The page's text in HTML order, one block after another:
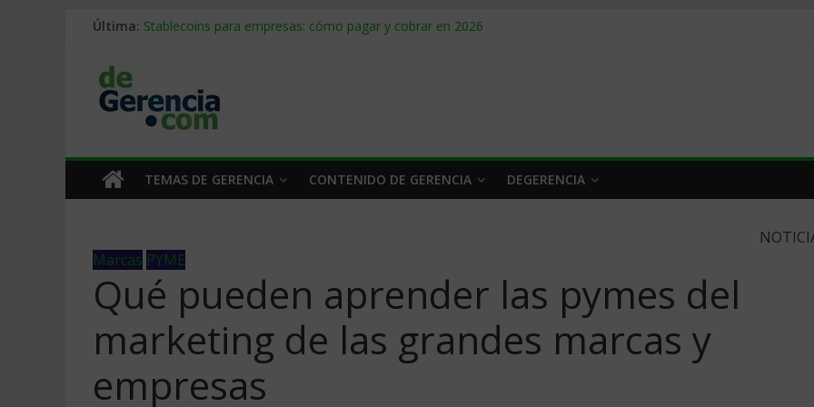
Última: Stablecoins para empresas: cómo pagar y cobrar en 2026
Trabajo forzoso en la cadena de suministro: qué hacer
Mercado hispano de EE. UU.: cómo segmentarlo y venderle
TEMAS DE GERENCIA CONTENIDO DE GERENCIA DEGERENCIA
Marcas PYME
Qué pueden aprender las pymes del
marketing de las grandes marcas y
empresas